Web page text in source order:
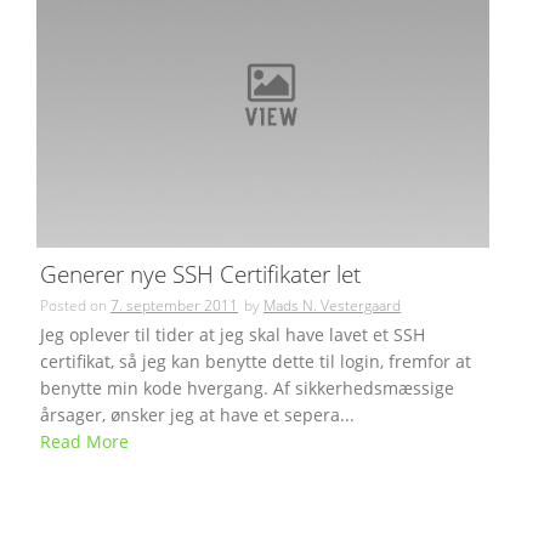
Generer nye SSH Certifikater let
Posted on 7. september 2011 by Mads N. Vestergaard
Jeg oplever til tider at jeg skal have lavet et SSH
certifikat, så jeg kan benytte dette til login, fremfor at
benytte min kode hvergang. Af sikkerhedsmæssige
årsager, ønsker jeg at have et sepera...
Read More